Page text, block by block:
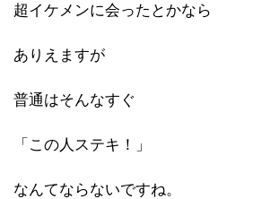
超イケメンに会ったとかなら
ありえますが
普通はそんなすぐ
「この人ステキ！」
なんてならないですね。